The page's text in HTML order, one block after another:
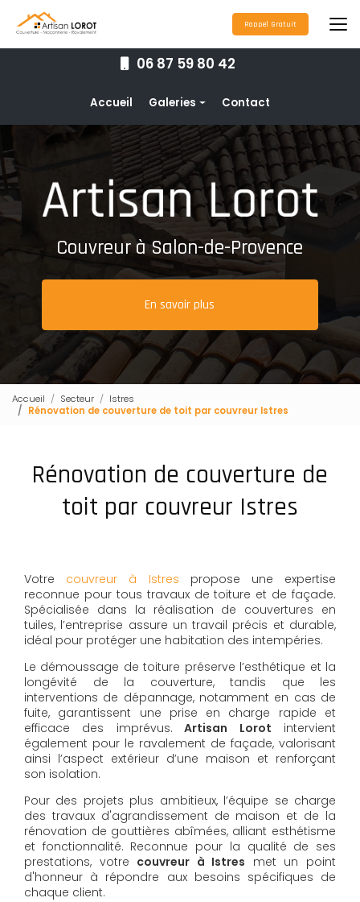
contenu
principal
06 87 59 80 42
Accueil Galeries
Couverture
Nettoyage toiture
Ravalement de façade
Étanchéité toiture
Maçonnerie
Pose de gouttières
Contact
Rappel Gratuit
Couvreur à Salon-de-Provence
En savoir plus
Accueil Secteur
Istres
Rénovation de couverture de toit par couvreur Istres
Rénovation de couverture de
toit par couvreur Istres
Votre couvreur à Istres propose une expertise
reconnue pour tous travaux de toiture et de façade.
Spécialisée dans la réalisation de couvertures en
tuiles, l’entreprise assure un travail précis et durable,
idéal pour protéger une habitation des intempéries.
Le démoussage de toiture préserve l’esthétique et la
longévité de la couverture, tandis que les
interventions de dépannage, notamment en cas de
fuite, garantissent une prise en charge rapide et
efficace des imprévus. Artisan Lorot intervient
également pour le ravalement de façade, valorisant
ainsi l’aspect extérieur d’une maison et renforçant
son isolation.
Pour des projets plus ambitieux, l’équipe se charge
des travaux d'agrandissement de maison et de la
rénovation de gouttières abîmées, alliant esthétisme
et fonctionnalité. Reconnue pour la qualité de ses
prestations, votre couvreur à Istres met un point
d'honneur à répondre aux besoins spécifiques de
chaque client.